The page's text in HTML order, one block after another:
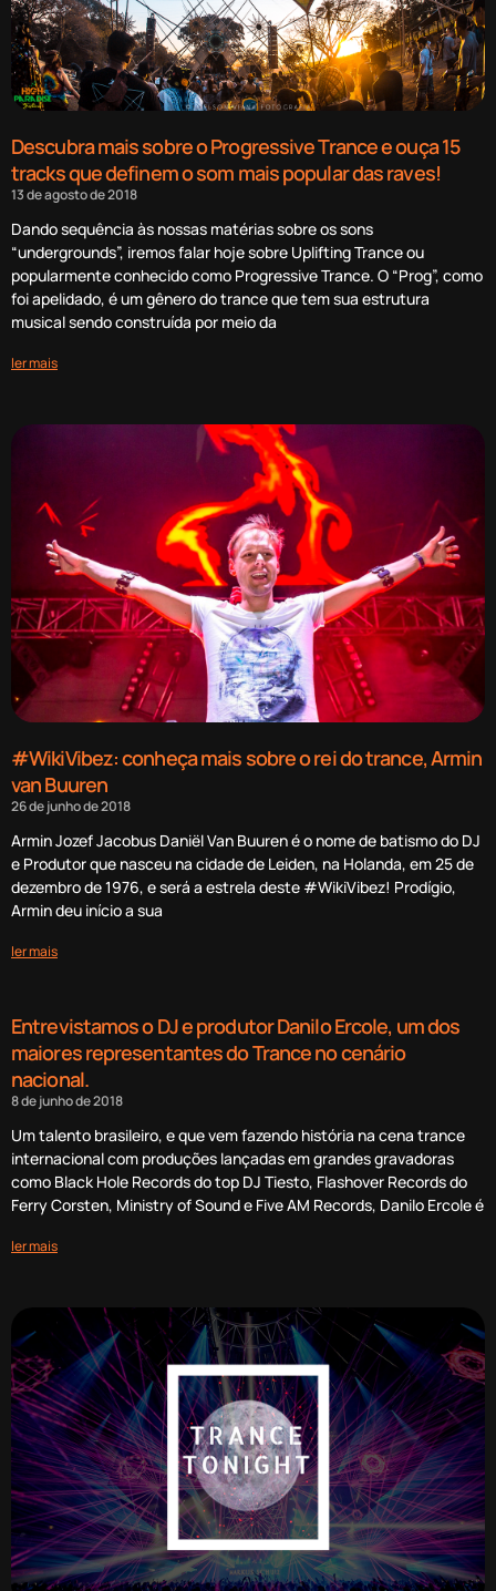
Descubra mais sobre o Progressive Trance e ouça 15
tracks que definem o som mais popular das raves!
13 de agosto de 2018
Dando sequência às nossas matérias sobre os sons
“undergrounds”, iremos falar hoje sobre Uplifting Trance ou
popularmente conhecido como Progressive Trance. O “Prog”, como
foi apelidado, é um gênero do trance que tem sua estrutura
musical sendo construída por meio da
ler mais
#WikiVibez: conheça mais sobre o rei do trance, Armin
van Buuren
26 de junho de 2018
Armin Jozef Jacobus Daniël Van Buuren é o nome de batismo do DJ
e Produtor que nasceu na cidade de Leiden, na Holanda, em 25 de
dezembro de 1976, e será a estrela deste #WikiVibez! Prodígio,
Armin deu início a sua
ler mais
Entrevistamos o DJ e produtor Danilo Ercole, um dos
maiores representantes do Trance no cenário
nacional.
8 de junho de 2018
Um talento brasileiro, e que vem fazendo história na cena trance
internacional com produções lançadas em grandes gravadoras
como Black Hole Records do top DJ Tiesto, Flashover Records do
Ferry Corsten, Ministry of Sound e Five AM Records, Danilo Ercole é
ler mais